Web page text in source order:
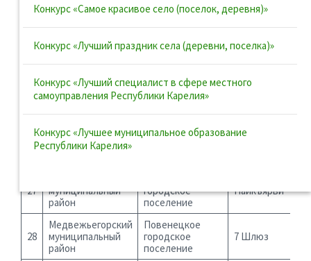
23
муниципальный
сельское
Ихала-1
24
Лахденпохский
муниципальный
район
Мийнальское
сельское
поселение
Ихала-2
25
Лахденпохский
муниципальный
район
Мийнальское
сельское
поселение
26
Лахденпохский
муниципальный
Мийнальское
27
муниципальный
район
городское
поселение
Пайкъярви
28
Медвежьегорский
муниципальный
район
Повенецкое
городское
поселение
7 Шлюз
Конкурс «Самое красивое село (поселок, деревня)»
Конкурс «Лучший праздник села (деревни, поселка)»
Конкурс «Лучший специалист в сфере местного
самоуправления Республики Карелия»
Конкурс «Лучшее муниципальное образование
Республики Карелия»